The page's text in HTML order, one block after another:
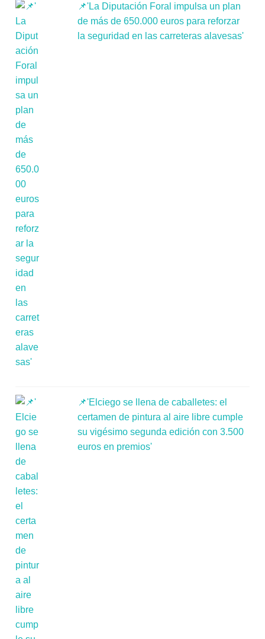
📌'La Diputación Foral impulsa un plan
de más de 650.000 euros para reforzar
la seguridad en las carreteras alavesas'
📌'Elciego se llena de caballetes: el
certamen de pintura al aire libre cumple
su vigésimo segunda edición con 3.500
euros en premios'